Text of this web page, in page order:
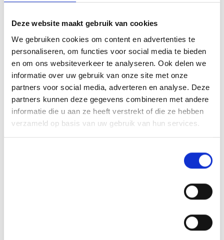
Deze website maakt gebruik van cookies
We gebruiken cookies om content en advertenties te
personaliseren, om functies voor social media te bieden
en om ons websiteverkeer te analyseren. Ook delen we
informatie over uw gebruik van onze site met onze
partners voor social media, adverteren en analyse. Deze
partners kunnen deze gegevens combineren met andere
informatie die u aan ze heeft verstrekt of die ze hebben
verzameld op basis van uw gebruik van hun services.